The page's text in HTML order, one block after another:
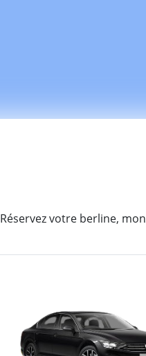
Réservez votre berline,